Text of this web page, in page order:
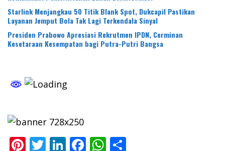
Starlink Menjangkau 50 Titik Blank Spot, Dukcapil Pastikan
Layanan Jemput Bola Tak Lagi Terkendala Sinyal
Presiden Prabowo Apresiasi Rekrutmen IPDN, Cerminan
Kesetaraan Kesempatan bagi Putra-Putri Bangsa
Pi T Li F W